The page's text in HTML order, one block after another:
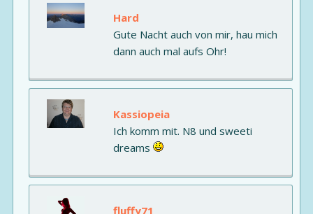
Hard
Gute Nacht auch von mir, hau mich
dann auch mal aufs Ohr!
Kassiopeia
Ich komm mit. N8 und sweeti
dreams
fluffy71